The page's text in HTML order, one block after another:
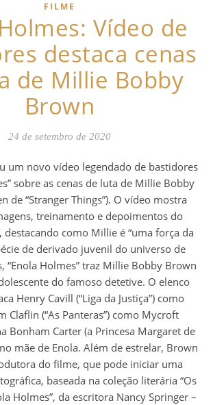
FILME
Vídeo de
destaca cenas
de Millie Bobby
Brown
24 de setembro de 2020
sobre as cenas de luta de Millie Bobby
de “Stranger Things”). O vídeo mostra
treinamento e depoimentos do
destacando como Millie é “uma força da
de derivado juvenil do universo de
“Enola Holmes” traz Millie Bobby Brown
do famoso detetive. O elenco
Henry Cavill (“Liga da Justiça”) como
Claflin (“As Panteras”) como Mycroft
Bonham Carter (a Princesa Margaret de
mãe de Enola. Além de estrelar, Brown
do filme, que pode iniciar uma
baseada na coleção literária “Os
Holmes”, da escritora Nancy Springer –